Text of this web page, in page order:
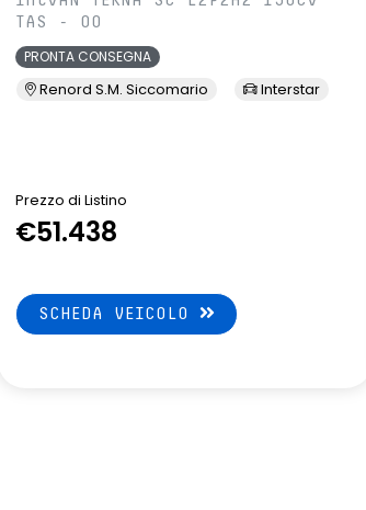
TAS - 00
PRONTA CONSEGNA
Renord S.M. Siccomario Interstar
Prezzo di Listino
€51.438
SCHEDA VEICOLO